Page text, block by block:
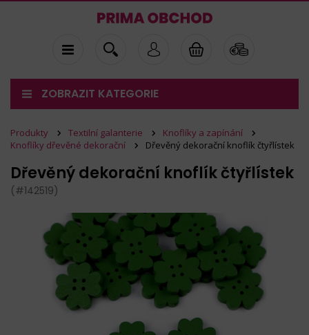
ZOBRAZIT KATEGORIE
Produkty Textilní galanterie
Knoflíky a zapínání
Knoflíky dřevěné dekorační
Dřevěný dekorační knoflík čtyřlístek
Dřevěný dekorační knoflík čtyřlístek
(#142519)